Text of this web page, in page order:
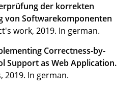
der korrekten
von Softwarekomponenten
work, 2019. In german.
Correctness-by-
Support as Web Application.
2019. In german.